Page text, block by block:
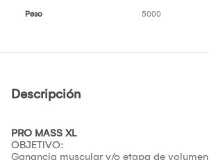
Peso 5000
Descripción
PRO MASS XL
OBJETIVO:
Ganancia muscular y/o etapa de volumen